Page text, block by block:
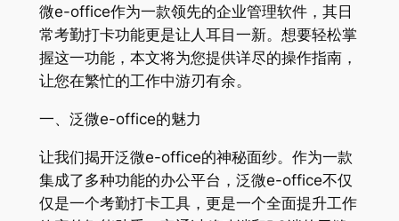
微e-office作为一款领先的企业管理软件，其日
常考勤打卡功能更是让人耳目一新。想要轻松掌
握这一功能，本文将为您提供详尽的操作指南，
让您在繁忙的工作中游刃有余。
一、泛微e-office的魅力
让我们揭开泛微e-office的神秘面纱。作为一款
集成了多种功能的办公平台，泛微e-office不仅
仅是一个考勤打卡工具，更是一个全面提升工作